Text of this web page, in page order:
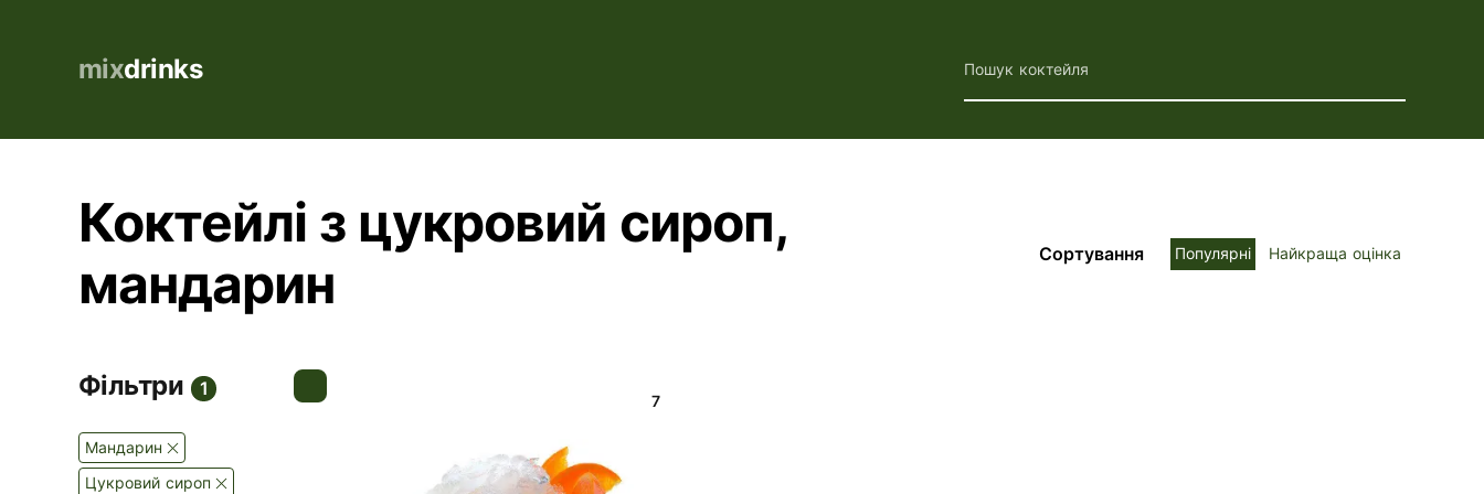
mixdrinks Пошук коктейля
Коктейлі з цукровий сироп,
мандарин
Сортування Популярні Найкраща оцінка
Фільтри 1
Мандарин
Цукровий сироп
7